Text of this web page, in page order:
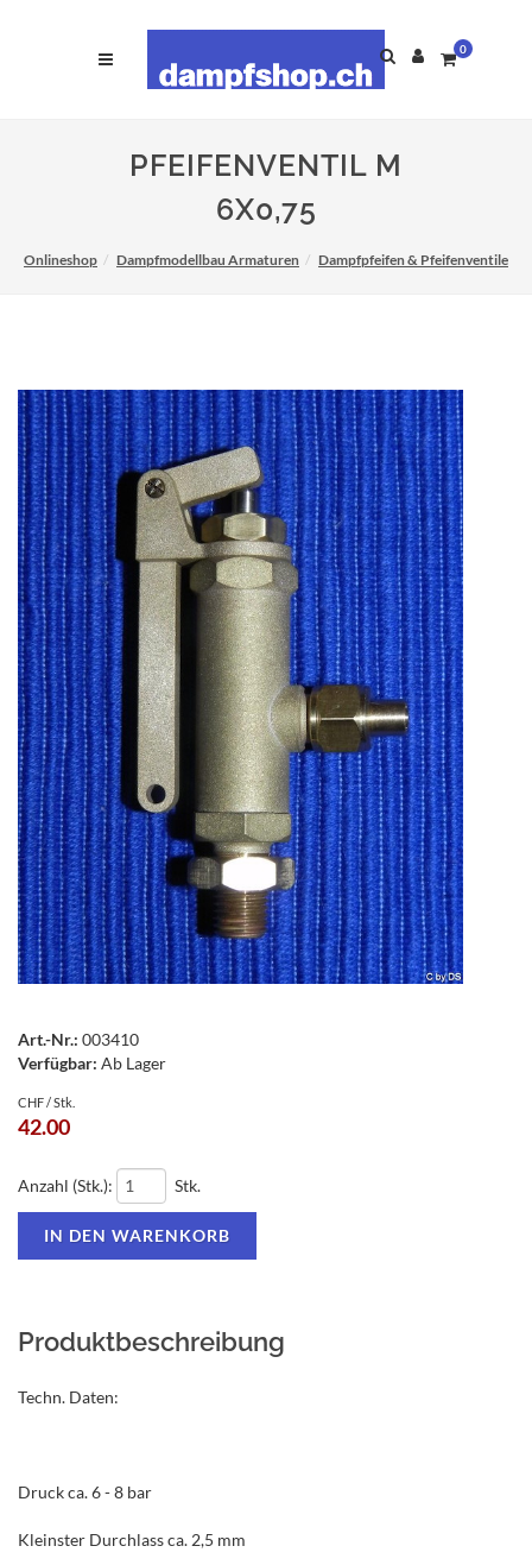
0
PFEIFENVENTIL M
6X0,75
Onlineshop Dampfmodellbau Armaturen Dampfpfeifen & Pfeifenventile
Art.-Nr.: 003410
Verfügbar: Ab Lager
CHF / Stk.
42.00
Anzahl (Stk.): Stk.
Produktbeschreibung
Techn. Daten:
Druck ca. 6 - 8 bar
Kleinster Durchlass ca. 2,5 mm